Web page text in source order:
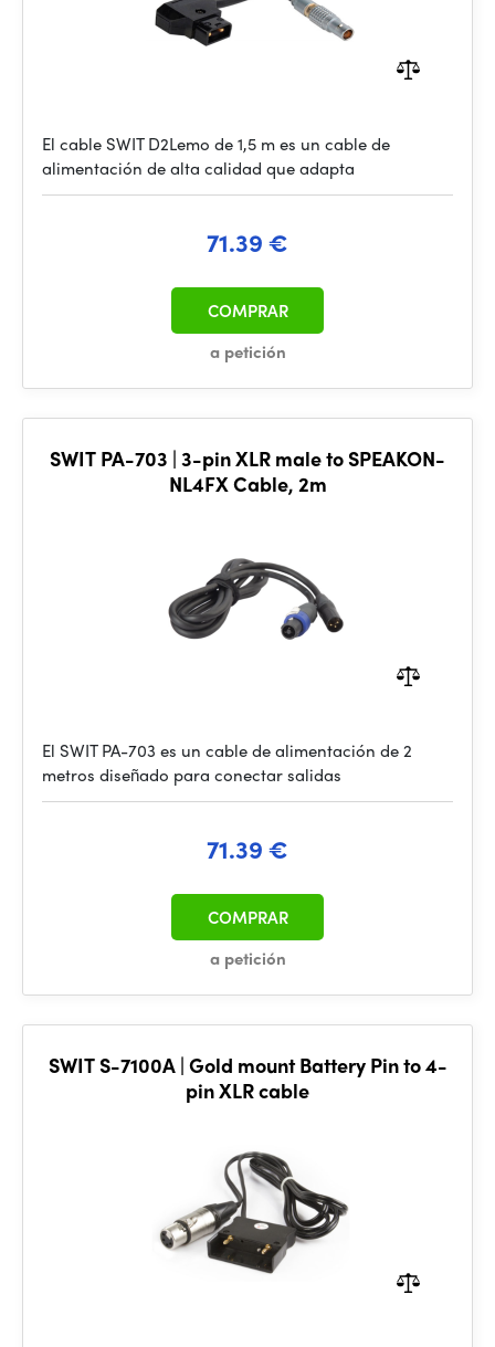
El cable SWIT D2Lemo de 1,5 m es un cable de
alimentación de alta calidad que adapta
71.39 €
a petición
COMPRAR
SWIT PA-703 | 3-pin XLR male to SPEAKON-
NL4FX Cable, 2m
El SWIT PA-703 es un cable de alimentación de 2
metros diseñado para conectar salidas
71.39 €
a petición
COMPRAR
SWIT S-7100A | Gold mount Battery Pin to 4-
pin XLR cable